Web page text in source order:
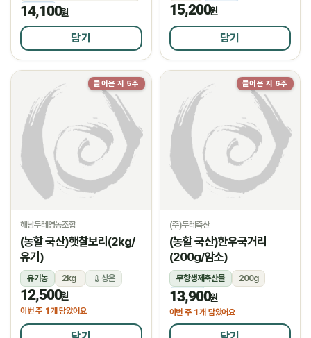
냉동
14,100원
담기
15,200원
담기
들어온 지 5주
해남두레영농조합
(농할 국산)햇찰보리(2kg/
유기)
유기농 2kg 상온
12,500원
이번 주 1개 담았어요
들어온 지 6주
(주)두레축산
(농할 국산)한우국거리
(200g/암소)
무항생제축산물
200g
냉장
13,900원
이번 주 1개 담았어요